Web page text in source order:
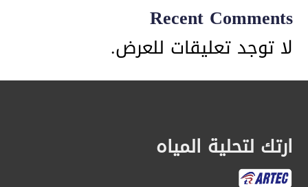
Recent Comments
لا توجد تعليقات للعرض.
ارتك لتحلية المياه